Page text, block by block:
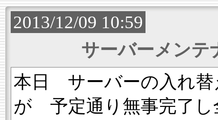
2013/12/09 10:59
サーバーメンテ
本日 サーバーの入れ替
が 予定通り無事完了し